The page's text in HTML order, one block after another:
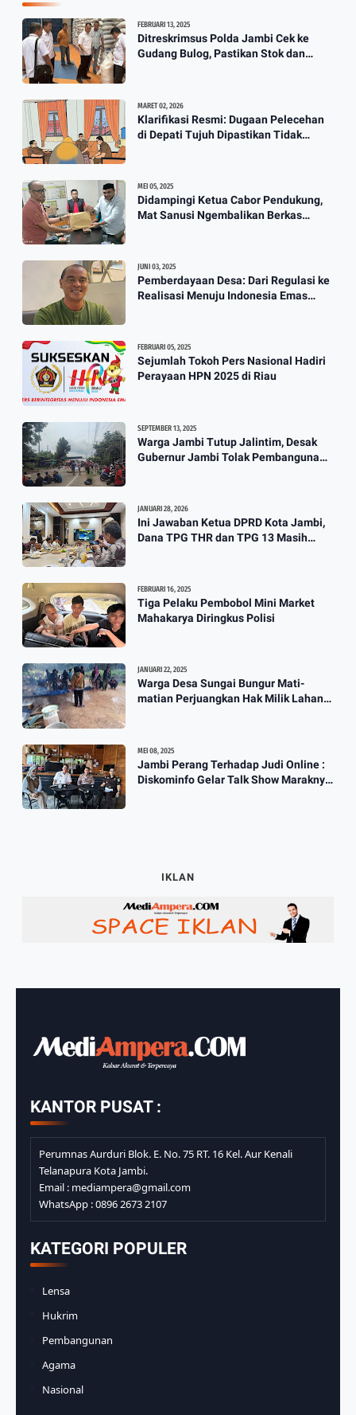
Wali Kota Jambi Tidak Ada Lagi
Guru Honorer Semua Diangkat
Jadi P3K
3:12
Berkah Banjir, Yusuf Pembuat
Perahu Kebanjiran Orderan Bikin
Perahu
3:57
FEBRUARI 13, 2025
Ditreskrimsus Polda Jambi Cek ke
Gudang Bulog, Pastikan Stok dan
MARET 02, 2026
Klarifikasi Resmi: Dugaan Pelecehan
di Depati Tujuh Dipastikan Tidak
MEI 05, 2025
Didampingi Ketua Cabor Pendukung,
Mat Sanusi Ngembalikan Berkas
JUNI 03, 2025
Pemberdayaan Desa: Dari Regulasi ke
Realisasi Menuju Indonesia Emas
FEBRUARI 05, 2025
Sejumlah Tokoh Pers Nasional Hadiri
Perayaan HPN 2025 di Riau
SEPTEMBER 13, 2025
Warga Jambi Tutup Jalintim, Desak
Gubernur Jambi Tolak Pembangunan
JANUARI 28, 2026
Ini Jawaban Ketua DPRD Kota Jambi,
Dana TPG THR dan TPG 13 Masih
FEBRUARI 16, 2025
Tiga Pelaku Pembobol Mini Market
Mahakarya Diringkus Polisi
JANUARI 22, 2025
Warga Desa Sungai Bungur Mati-
matian Perjuangkan Hak Milik Lahan
MEI 08, 2025
Jambi Perang Terhadap Judi Online :
Diskominfo Gelar Talk Show Maraknya
IKLAN
KANTOR PUSAT :
Perumnas Aurduri Blok. E. No. 75 RT. 16 Kel. Aur Kenali
Telanapura Kota Jambi.
Email : mediampera@gmail.com
WhatsApp : 0896 2673 2107
KATEGORI POPULER
Lensa
Hukrim
Pembangunan
Agama
Nasional